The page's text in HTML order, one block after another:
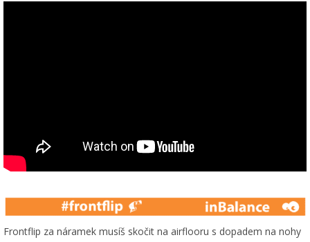
Frontflip za náramek musíš skočit na airflooru s dopadem na nohy